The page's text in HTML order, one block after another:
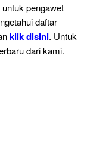
pengawet
daftar
klik disini. Untuk
dari kami.